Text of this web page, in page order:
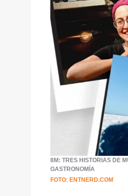
8M: TRES HISTORIAS DE
GASTRONOMÍA
FOTO: ENTNERD.COM